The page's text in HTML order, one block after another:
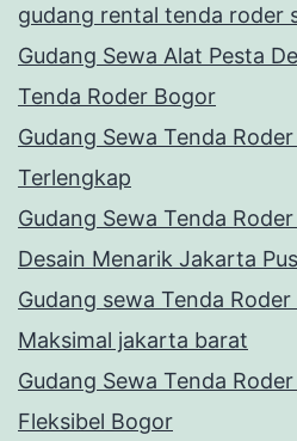
gudang rental tenda roder
Gudang Sewa Alat Pesta
Tenda Roder Bogor
Gudang Sewa Tenda
Terlengkap
Gudang Sewa Tenda
Desain Menarik Jakarta
Gudang sewa Tenda
Maksimal jakarta barat
Gudang Sewa Tenda
Fleksibel Bogor